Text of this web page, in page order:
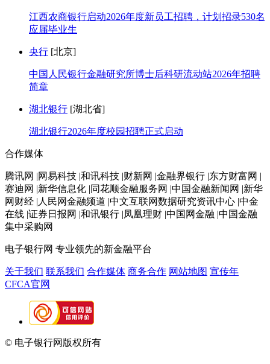
江西农商银行启动2026年度新员工招聘，计划招录530名
应届毕业生
央行 [北京]
中国人民银行金融研究所博士后科研流动站2026年招聘
简章
湖北银行 [湖北省]
湖北银行2026年度校园招聘正式启动
合作媒体
腾讯网 |网易科技 |和讯科技 |财新网 |金融界银行 |东方财富网 |
赛迪网 |新华信息化 |同花顺金融服务网 |中国金融新闻网 |新华
网财经 |人民网金融频道 |中文互联网数据研究资讯中心 |中金
在线 |证券日报网 |和讯银行 |凤凰理财 |中国网金融 |中国金融
集中采购网
电子银行网 专业领先的新金融平台
关于我们 联系我们 合作媒体 商务合作 网站地图 宣传年
CFCA官网
© 电子银行网版权所有